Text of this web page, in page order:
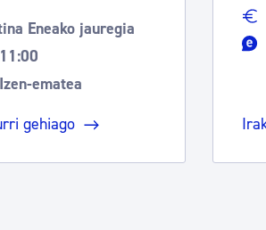
Eneako jauregia
11:00
Izen-ematea
gehiago